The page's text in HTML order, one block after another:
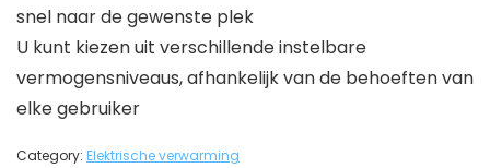
snel naar de gewenste plek
U kunt kiezen uit verschillende instelbare
vermogensniveaus, afhankelijk van de behoeften van
elke gebruiker
Category: Elektrische verwarming